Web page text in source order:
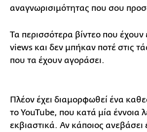
αναγνωρισιμότητας που σου
Τα περισσότερα βίντεο που
views και δεν μπήκαν ποτέ στις
που τα έχουν αγοράσει.
Πλέον έχει διαμορφωθεί ένα
το YouTube, που κατά μία έννοια
εκβιαστικά. Αν κάποιος ανεβάσει